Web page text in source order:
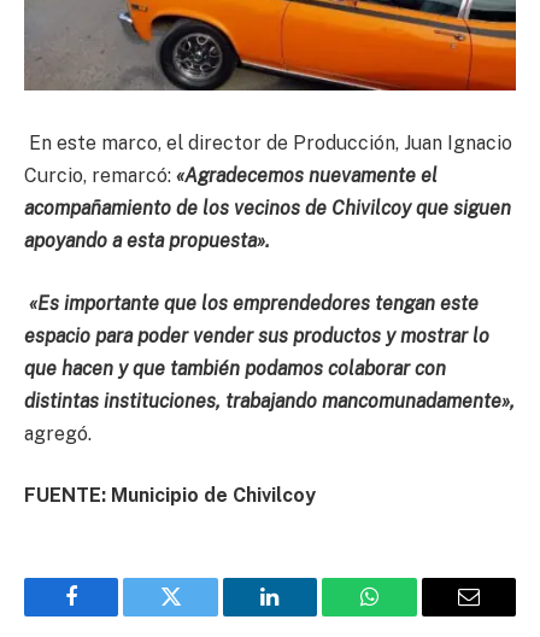
En este marco, el director de Producción, Juan Ignacio
Curcio, remarcó: «Agradecemos nuevamente el
acompañamiento de los vecinos de Chivilcoy que siguen
apoyando a esta propuesta».
«Es importante que los emprendedores tengan este
espacio para poder vender sus productos y mostrar lo
que hacen y que también podamos colaborar con
distintas instituciones, trabajando mancomunadamente»,
agregó.
FUENTE: Municipio de Chivilcoy
Facebook Twitter LinkedIn WhatsApp Email